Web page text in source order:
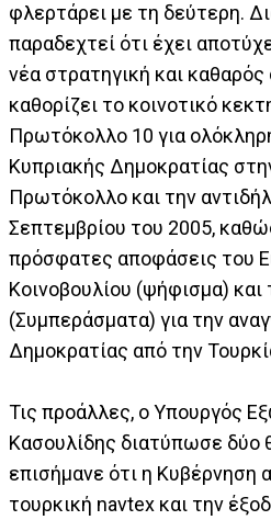
φλερτάρει με τη δεύτερη.
παραδεχτεί ότι έχει
νέα στρατηγική και
καθορίζει το κοινοτικό
Πρωτόκολλο 10 για
Κυπριακής Δημοκρατίας
Πρωτόκολλο και την
Σεπτεμβρίου του 2005,
πρόσφατες αποφάσεις του
Κοινοβουλίου (ψήφισμα) και
(Συμπεράσματα) για την
Δημοκρατίας από την
Τις προάλλες, ο Υπουργός
Κασουλίδης διατύπωσε δύο
επισήμανε ότι η Κυβέρνηση
τουρκική navtex και την